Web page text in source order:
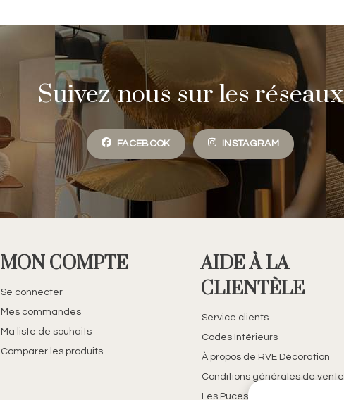
Suivez-nous sur les réseaux
FACEBOOK INSTAGRAM
MON COMPTE
Se connecter
Mes commandes
Ma liste de souhaits
Comparer les produits
AIDE À LA
CLIENTÈLE
Service clients
Codes Intérieurs
À propos de RVE Décoration
Conditions générales de vente
Les Puces de Belfort